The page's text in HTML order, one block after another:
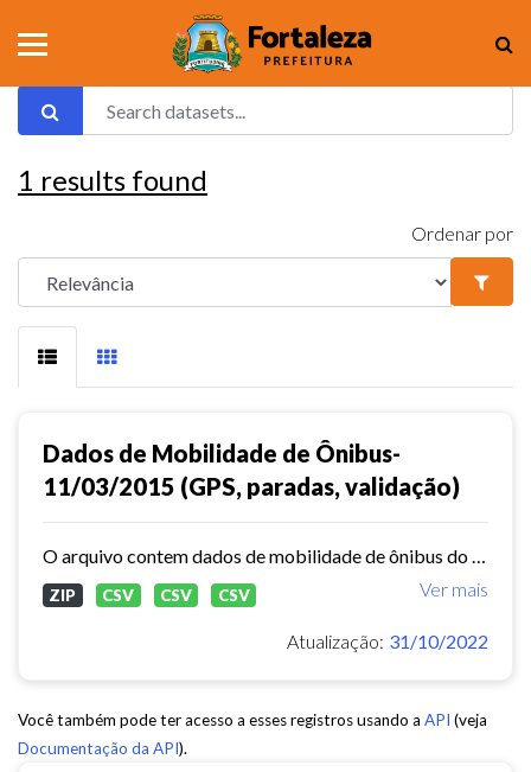
1 results found
Ordenar por
Dados de Mobilidade de Ônibus-
11/03/2015 (GPS, paradas, validação)
Ver mais
ZIP CSV CSV CSV
Atualização: 31/10/2022
Você também pode ter acesso a esses registros usando a API (veja
Documentação da API).